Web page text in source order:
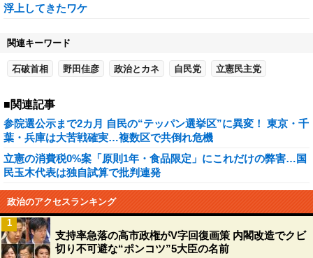
浮上してきたワケ
関連キーワード
石破首相 野田佳彦 政治とカネ 自民党 立憲民主党
■関連記事
参院選公示まで2カ月 自民の“テッパン選挙区”に異変！ 東京・千
葉・兵庫は大苦戦確実…複数区で共倒れ危機
立憲の消費税0%案「原則1年・食品限定」にこれだけの弊害…国
民玉木代表は独自試算で批判連発
政治のアクセスランキング
支持率急落の高市政権がV字回復画策 内閣改造でクビ
切り不可避な“ポンコツ”5大臣の名前
1